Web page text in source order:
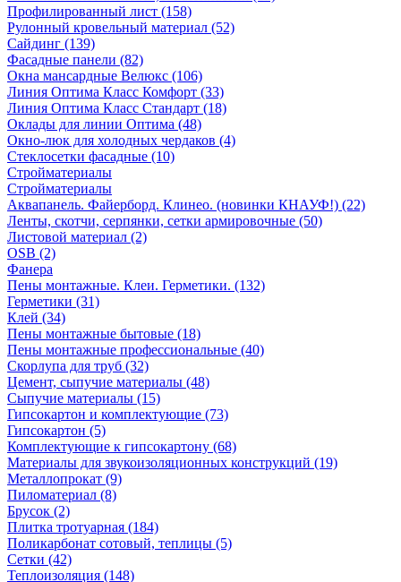
Профилированный лист (158)
Рулонный кровельный материал (52)
Сайдинг (139)
Фасадные панели (82)
Окна мансардные Велюкс (106)
Линия Оптима Класс Комфорт (33)
Линия Оптима Класс Стандарт (18)
Оклады для линии Оптима (48)
Окно-люк для холодных чердаков (4)
Стеклосетки фасадные (10)
Стройматериалы
Стройматериалы
Аквапанель. Файерборд. Клинео. (новинки КНАУФ!) (22)
Ленты, скотчи, серпянки, сетки армировочные (50)
Листовой материал (2)
OSB (2)
Фанера
Пены монтажные. Клеи. Герметики. (132)
Герметики (31)
Клей (34)
Пены монтажные бытовые (18)
Пены монтажные профессиональные (40)
Скорлупа для труб (32)
Цемент, сыпучие материалы (48)
Сыпучие материалы (15)
Гипсокартон и комплектующие (73)
Гипсокартон (5)
Комплектующие к гипсокартону (68)
Материалы для звукоизоляционных конструкций (19)
Металлопрокат (9)
Пиломатериал (8)
Брусок (2)
Плитка тротуарная (184)
Поликарбонат сотовый, теплицы (5)
Сетки (42)
Теплоизоляция (148)